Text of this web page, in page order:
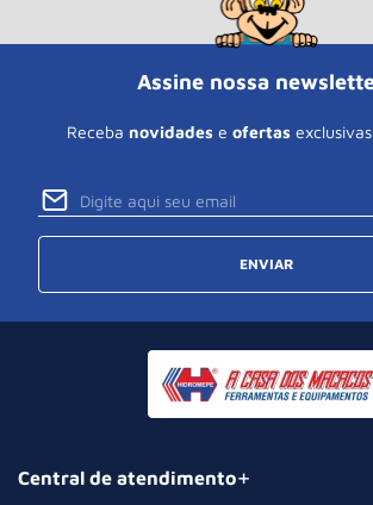
Assine nossa
Receba novidades e ofertas
ENVIAR
Central de atendimento